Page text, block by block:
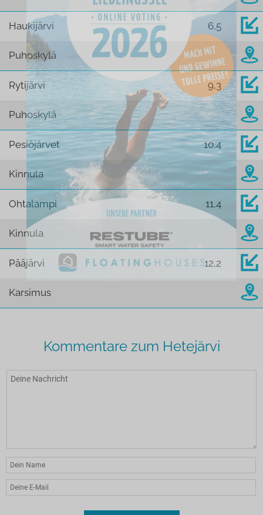
Haukijärvi 6,5
Puhoskylä
Rytijärvi 9,3
Puhoskylä
Pesiöjärvet 10,4
Kinnula
Ohtalampi 11,4
Kinnula
Pääjärvi 12,2
Karsimus
Kommentare zum Hetejärvi